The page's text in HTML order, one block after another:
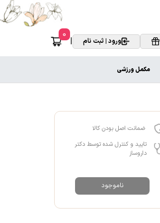
ورود | ثبت نام |
0
مکمل ورزشی
ضمانت اصل بودن کالا
تایید و کنترل شده توسط دکتر
داروساز
ناموجود